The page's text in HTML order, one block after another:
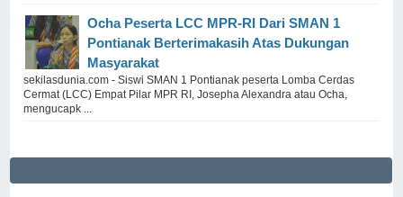
Ocha Peserta LCC MPR-RI Dari SMAN 1
Pontianak Berterimakasih Atas Dukungan
Masyarakat
sekilasdunia.com - Siswi SMAN 1 Pontianak peserta Lomba Cerdas
Cermat (LCC) Empat Pilar MPR RI, Josepha Alexandra atau Ocha,
mengucapk ...